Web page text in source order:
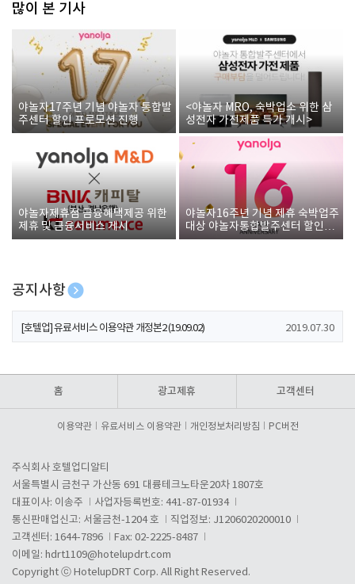
많이 본 기사
야놀자17주년 기념 야놀자 통합발
주센터 할인 프로모션 진행
<야놀자 MRO, 숙박업소 위한 삼
성전자 가전제품 특가 개시>
야놀자제휴점 금융혜택제공 위한
제휴 및 금융서비스 게시
야놀자16주년 기념 제휴 숙박업주
대상 야놀자통합발주센터 할인쿠
폰 증정
공지사항
[호텔업] 개인정보 처리방침 개정본1 (19.09.02)
[호텔업] 유료서비스 이용약관 개정본2 (19.09.02) 2019.07.30
홈 광고제휴 고객센터
이용약관 유료서비스 이용약관 개인정보처리방침 PC버전
주식회사 호텔업디알티
서울특별시 금천구 가산동 691 대륭테크노타운20차 1807호
대표이사: 이송주
사업자등록번호: 441-87-01934
통신판매업신고: 서울금천-1204 호
직업정보: J1206020200010
고객센터: 1644-7896
Fax: 02-2225-8487
이메일: hdrt1109@hotelupdrt.com
Copyright ⓒ HotelupDRT Corp. All Right Reserved.